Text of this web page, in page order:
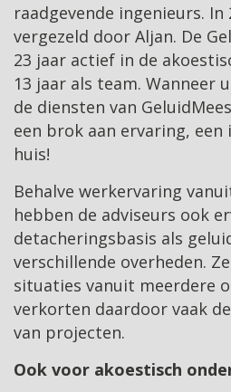
raadgevende ingenieurs. In
vergezeld door Aljan. De
23 jaar actief in de
13 jaar als team. Wanneer
de diensten van
een brok aan ervaring,
huis!
Behalve werkervaring
hebben de adviseurs ook
detacheringsbasis als
verschillende overheden.
situaties vanuit meerdere
verkorten daardoor vaak
van projecten.
Ook voor akoestisch